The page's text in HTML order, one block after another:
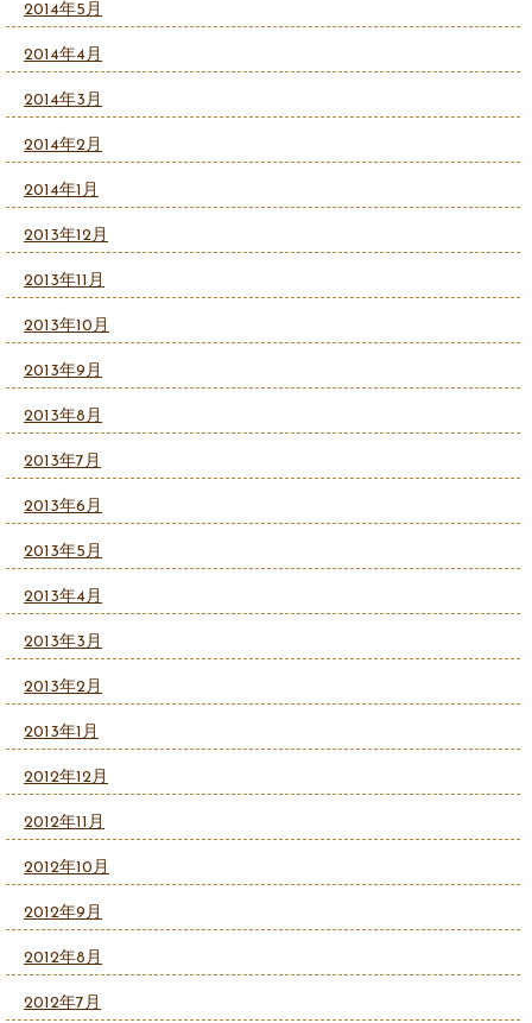
2014年5月
2014年4月
2014年3月
2014年2月
2014年1月
2013年12月
2013年11月
2013年10月
2013年9月
2013年8月
2013年7月
2013年6月
2013年5月
2013年4月
2013年3月
2013年2月
2013年1月
2012年12月
2012年11月
2012年10月
2012年9月
2012年8月
2012年7月